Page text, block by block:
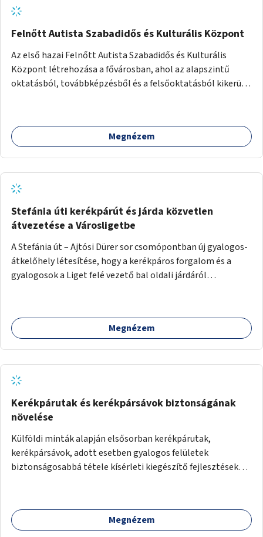
Felnőtt Autista Szabadidős és Kulturális Központ
Az első hazai Felnőtt Autista Szabadidős és Kulturális
Központ létrehozása a fővárosban, ahol az alapszintű
oktatásból, továbbképzésből és a felsőoktatásból kikerülő
Megnézem
Stefánia úti kerékpárút és járda közvetlen
átvezetése a Városligetbe
A Stefánia út – Ajtósi Dürer sor csomópontban új gyalogos-
átkelőhely létesítése, hogy a kerékpáros forgalom és a
gyalogosok a Liget felé vezető bal oldali járdáról
Megnézem
Kerékpárutak és kerékpársávok biztonságának
növelése
Külföldi minták alapján elsősorban kerékpárutak,
kerékpársávok, adott esetben gyalogos felületek
biztonságosabbá tétele kísérleti kiegészítő fejlesztésekkel
Megnézem